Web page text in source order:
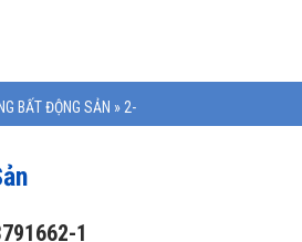
BẤT ĐỘNG SẢN » 2-
1